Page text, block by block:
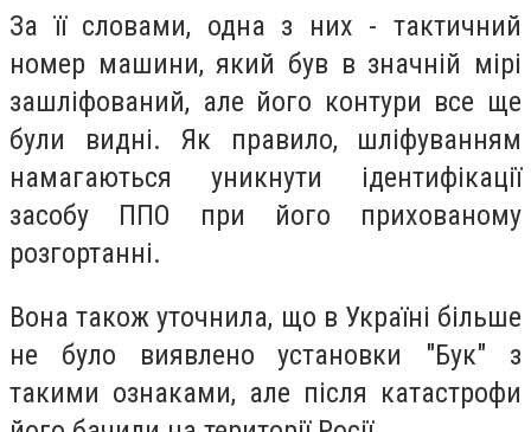
За її словами, одна з них - тактичний
номер машини, який був в значній мірі
зашліфований, але його контури все ще
були видні. Як правило, шліфуванням
намагаються уникнути ідентифікації
засобу ППО при його прихованому
розгортанні.
Вона також уточнила, що в Україні більше
не було виявлено установки "Бук" з
такими ознаками, але після катастрофи